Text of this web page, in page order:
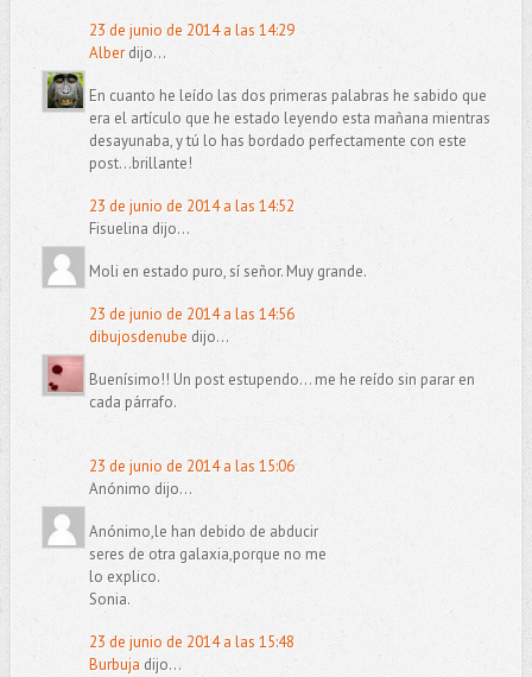
23 de junio de 2014 a las 14:29
Alberdijo...
En cuanto he leído las dos primeras palabras he sabido que
era el artículo que he estado leyendo esta mañana mientras
desayunaba, y tú lo has bordado perfectamente con este
post...brillante!
23 de junio de 2014 a las 14:52
Fisuelina dijo...
Moli en estado puro, sí señor. Muy grande.
23 de junio de 2014 a las 14:56
dibujosdenube dijo...
Buenísimo!! Un post estupendo... me he reído sin parar en
cada párrafo.
23 de junio de 2014 a las 15:06
Anónimo dijo...
Anónimo,le han debido de abducir
seres de otra galaxia,porque no me
lo explico.
Sonia.
23 de junio de 2014 a las 15:48
Burbuja dijo...